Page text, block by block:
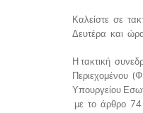
Καλείστε σε
Δευτέρα και
Η τακτική
Περιεχομένου
Υπουργείου
με το άρθρο 74